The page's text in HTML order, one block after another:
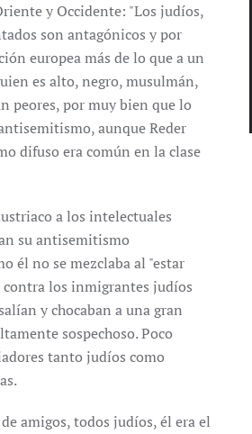
y Occidente: "Los judíos,
son antagónicos y por
europea más de lo que a un
es alto, negro, musulmán,
peores, por muy bien que lo
aunque Reder
difuso era común en la clase
a los intelectuales
su antisemitismo
él no se mezclaba al "estar
los inmigrantes judíos
y chocaban a una gran
sospechoso. Poco
tanto judíos como
amigos, todos judíos, él era el